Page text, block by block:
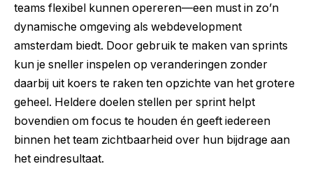
teams flexibel kunnen opereren—een must in zo’n
dynamische omgeving als webdevelopment
amsterdam biedt. Door gebruik te maken van sprints
kun je sneller inspelen op veranderingen zonder
daarbij uit koers te raken ten opzichte van het grotere
geheel. Heldere doelen stellen per sprint helpt
bovendien om focus te houden én geeft iedereen
binnen het team zichtbaarheid over hun bijdrage aan
het eindresultaat.